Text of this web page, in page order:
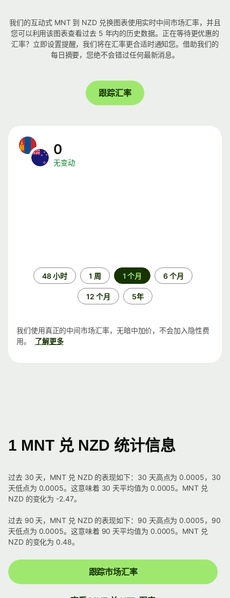
我们的互动式 MNT 到 NZD 兑换图表使用实时中间市场汇率，并且
您可以利用该图表查看过去 5 年内的历史数据。正在等待更优惠的
汇率？立即设置提醒，我们将在汇率更合适时通知您。借助我们的
每日摘要，您绝不会错过任何最新消息。
跟踪汇率
0
无变动
48 小时 1 周 1 个月 6 个月
12 个月 5年
我们使用真正的中间市场汇率，无暗中加价，不会加入隐性费
用。
了解更多
1 MNT 兑 NZD 统计信息
过去 30 天，MNT 兑 NZD 的表现如下：30 天高点为 0.0005，30
天低点为 0.0005。这意味着 30 天平均值为 0.0005。MNT 兑
NZD 的变化为 -2.47。
过去 90 天，MNT 兑 NZD 的表现如下：90 天高点为 0.0005，90
天低点为 0.0005。这意味着 90 天平均值为 0.0005。MNT 兑
NZD 的变化为 0.48。
跟踪市场汇率